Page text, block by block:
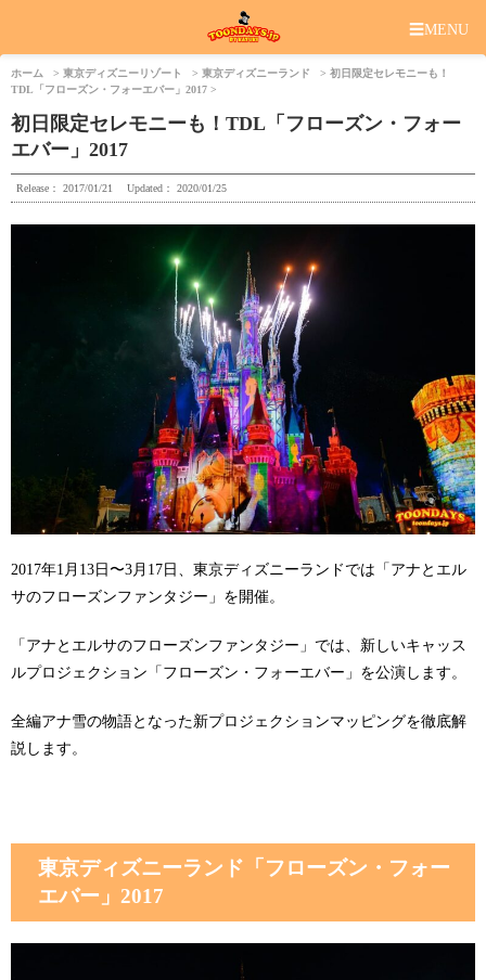
☰MENU
ホーム 東京ディズニーリゾート 東京ディズニーランド
初日限定セレモニーも！
TDL「フローズン・フォーエバー」2017
初日限定セレモニーも！TDL「フローズン・フォー
エバー」2017
Release： 2017/01/21 Updated： 2020/01/25
2017年1月13日〜3月17日、東京ディズニーランドでは「アナとエル
サのフローズンファンタジー」を開催。
「アナとエルサのフローズンファンタジー」では、新しいキャッス
ルプロジェクション「フローズン・フォーエバー」を公演します。
全編アナ雪の物語となった新プロジェクションマッピングを徹底解
説します。
東京ディズニーランド「フローズン・フォー
エバー」2017